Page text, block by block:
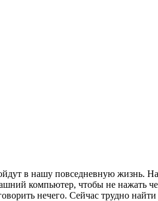
в нашу повседневную
компьютер, чтобы не нажать
нечего. Сейчас трудно